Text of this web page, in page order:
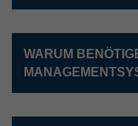
WARUM